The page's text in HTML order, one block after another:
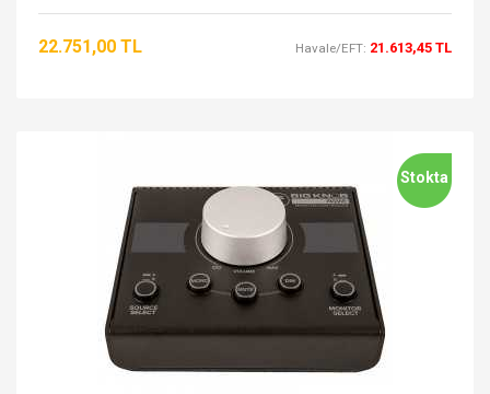
22.751,00 TL Havale/EFT: 21.613,45 TL
Stokta